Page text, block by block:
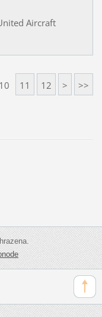
Aircraft
10 11 12 > >>